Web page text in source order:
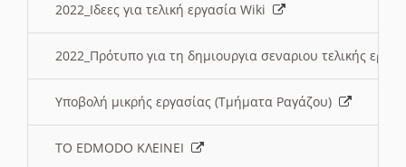
2022_Ιδεες για τελική εργασία Wiki
2022_Πρότυπο για τη δημιουργια σεναριου τελικής
Υποβολή μικρής εργασίας (Τμήματα Ραγάζου)
ΤΟ EDMODO ΚΛΕΙΝΕΙ